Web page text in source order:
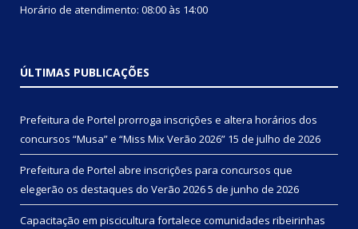
Horário de atendimento: 08:00 às 14:00
ÚLTIMAS PUBLICAÇÕES
Prefeitura de Portel prorroga inscrições e altera horários dos
concursos “Musa” e “Miss Mix Verão 2026” 15 de julho de 2026
Prefeitura de Portel abre inscrições para concursos que
elegerão os destaques do Verão 20265 de junho de 2026
Capacitação em piscicultura fortalece comunidades ribeirinhas